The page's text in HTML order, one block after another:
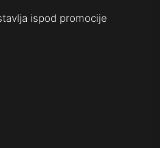
ispod promocije